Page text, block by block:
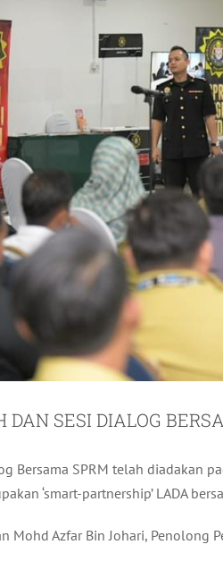
DAN SESI DIALOG
Bersama SPRM telah diadakan
‘smart-partnership’ LADA
Mohd Azfar Bin Johari, Penolong